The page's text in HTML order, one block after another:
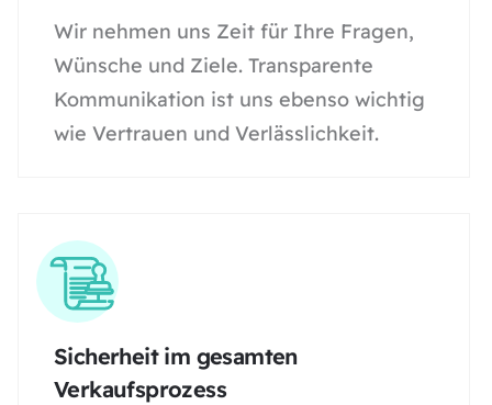
Wir nehmen uns Zeit für Ihre Fragen,
Wünsche und Ziele. Transparente
Kommunikation ist uns ebenso wichtig
wie Vertrauen und Verlässlichkeit.
Sicherheit im gesamten
Verkaufsprozess